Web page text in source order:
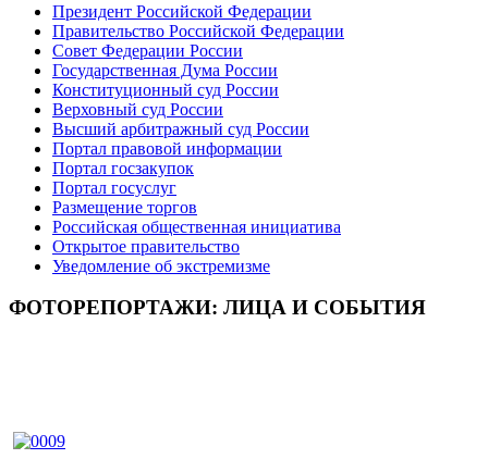
Президент Российской Федерации
Правительство Российской Федерации
Совет Федерации России
Государственная Дума России
Конституционный суд России
Верховный суд России
Высший арбитражный суд России
Портал правовой информации
Портал госзакупок
Портал госуслуг
Размещение торгов
Российская общественная инициатива
Открытое правительство
Уведомление об экстремизме
ФОТОРЕПОРТАЖИ: ЛИЦА И СОБЫТИЯ